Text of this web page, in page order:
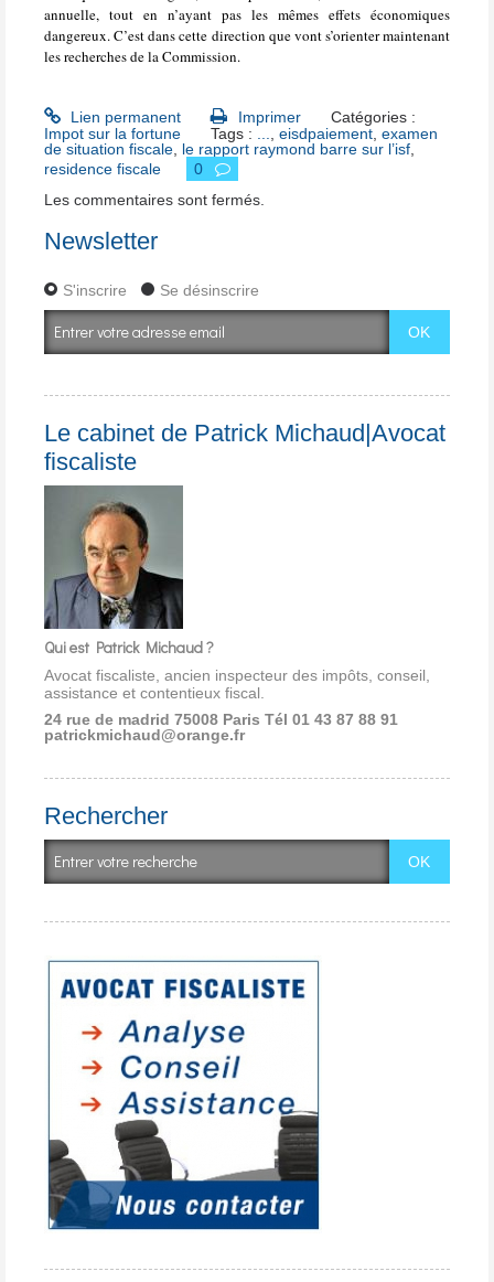
annuelle, tout en n’ayant pas les mêmes effets économiques
dangereux. C’est dans cette direction que vont s’orienter maintenant
les recherches de la Commission.
Lien permanent Imprimer
Catégories :
Impot sur la fortune
Tags : ...,eisdpaiement,examen
de situation fiscale, le rapport raymond barre sur l’isf,
residence fiscale
0
Les commentaires sont fermés.
Newsletter
S'inscrire Se désinscrire
Le cabinet de Patrick Michaud|Avocat
fiscaliste
Qui est Patrick Michaud ?
Avocat fiscaliste, ancien inspecteur des impôts, conseil,
assistance et contentieux fiscal.
24 rue de madrid 75008 Paris Tél 01 43 87 88 91
patrickmichaud@orange.fr
Rechercher